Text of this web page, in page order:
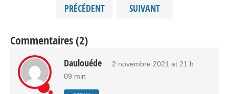
PRÉCÉDENT SUIVANT
Commentaires (2)
Daulouéde
2 novembre 2021 at 21 h
09 min